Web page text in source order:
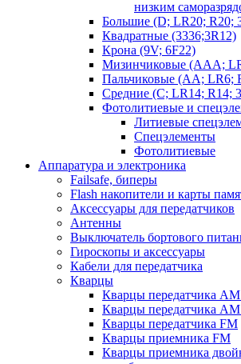
низким
Большие (D; LR20; R20;
Квадратные (3336;3R12)
Крона (9V; 6F22)
Мизинчиковые (AAA;
Пальчиковые (AA; LR6;
Средние (C; LR14; R14;
Фотолитиевые и
Литиевые
Спецэлементы
Фотолитиевые
Аппаратура и электроника
Failsafe, биперы
Flash накопители и карты
Аксессуары для передатчиков
Антенны
Выключатель бортового
Гироскопы и аксессуары
Кабели для передатчика
Кварцы
Кварцы передатчика
Кварцы передатчика
Кварцы передатчика FM
Кварцы приемника FM
Кварцы приемника